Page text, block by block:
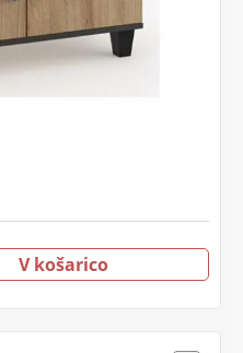
V košarico